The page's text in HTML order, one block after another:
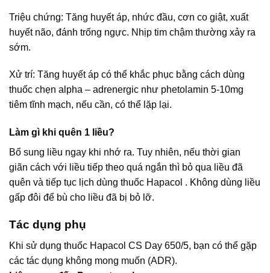
Triệu chứng: Tăng huyết áp, nhức đầu, cơn co giật, xuất
huyết não, đánh trống ngực. Nhịp tim chậm thường xảy ra
sớm.
Xử trí: Tăng huyết áp có thể khắc phục bằng cách dùng
thuốc chẹn alpha – adrenergic như phetolamin 5-10mg
tiêm tĩnh mạch, nếu cần, có thể lặp lại.
Làm gì khi quên 1 liều?
Bổ sung liều ngay khi nhớ ra. Tuy nhiên, nếu thời gian
giãn cách với liều tiếp theo quá ngắn thì bỏ qua liều đã
quên và tiếp tục lịch dùng thuốc Hapacol . Không dùng liều
gấp đôi để bù cho liều đã bị bỏ lỡ.
Tác dụng phụ
Khi sử dụng thuốc Hapacol CS Day 650/5, bạn có thể gặp
các tác dụng không mong muốn (ADR).